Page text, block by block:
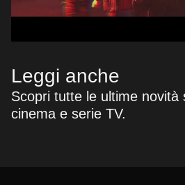
Leggi anche
Scopri tutte le ultime novità
cinema e serie TV.